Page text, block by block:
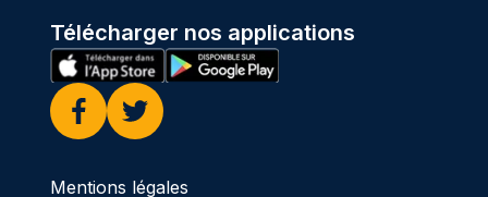
Télécharger nos applications
Facebook
Twitter
Mentions légales